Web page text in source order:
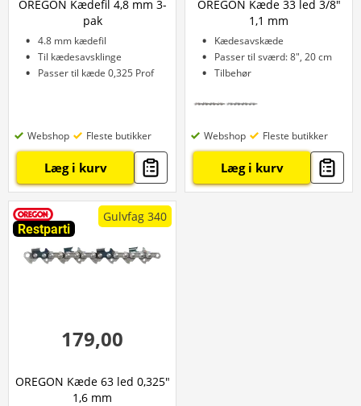
OREGON Kædefil 4,8 mm 3-
pak
4.8 mm kædefil
Til kædesavsklinge
Passer til kæde 0,325 Prof
Webshop Fleste butikker
Læg i kurv
OREGON Kæde 33 led 3/8"
1,1 mm
Kædesavskæde
Passer til sværd: 8", 20 cm
Tilbehør
Webshop Fleste butikker
Læg i kurv
Restparti
Gulvfag 340
179,00
OREGON Kæde 63 led 0,325"
1,6 mm